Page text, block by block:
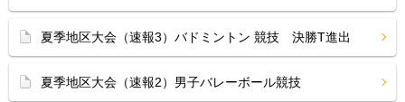
夏季地区大会（速報3）バドミントン 競技 決勝T進出
夏季地区大会（速報2）男子バレーボール競技